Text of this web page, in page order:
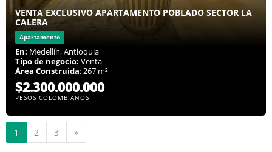
VENTA EXCLUSIVO APARTAMENTO POBLADO SECTOR LA
CALERA
Apartamento
En: Medellín, Antioquia
Tipo de negocio: Venta
Área Construida: 267 m²
$2.300.000.000
PESOS COLOMBIANOS
1 2 3 »